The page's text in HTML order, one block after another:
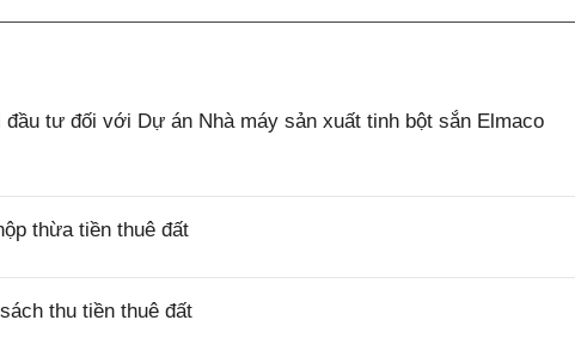
tư đối với Dự án Nhà máy sản xuất tinh bột sắn Elmaco
thừa tiền thuê đất
thu tiền thuê đất